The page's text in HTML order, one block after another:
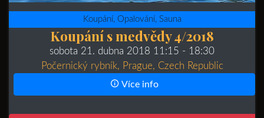
Koupání, Opalování, Sauna
Koupání s medvědy 4/2018
sobota 21. dubna 2018 11:15 - 18:30
Počernický rybník, Prague, Czech Republic
Více info